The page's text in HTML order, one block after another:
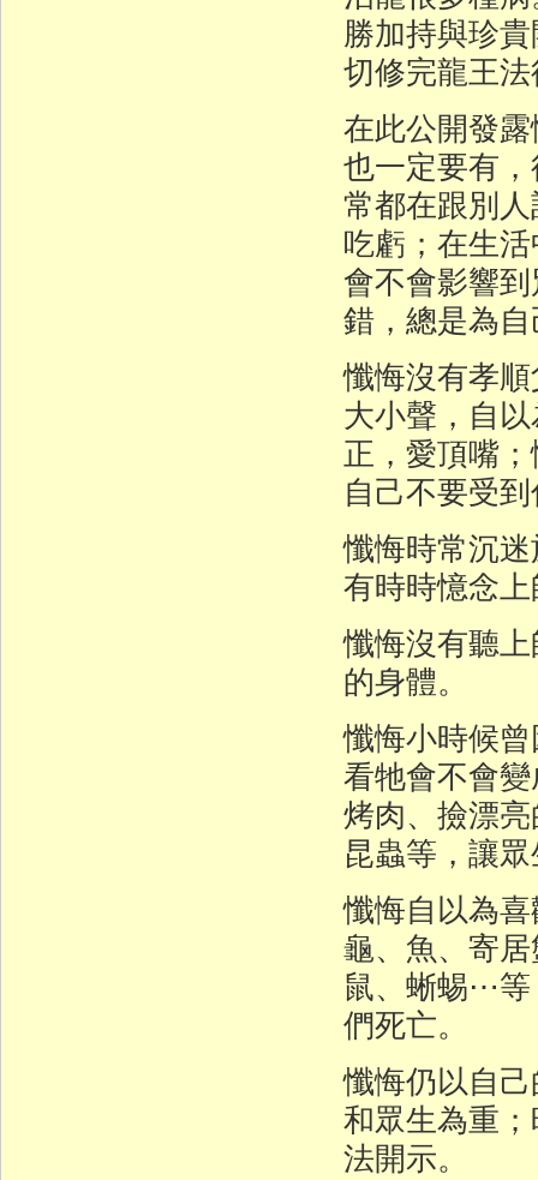
勝加持與珍
切修完龍王
在此公開發
也一定要有
常都在跟別
吃虧；在生
會不會影響
錯，總是為
懺悔沒有孝
大小聲，自
正，愛頂嘴
自己不要受
懺悔時常沉
有時時憶念
懺悔沒有聽
的身體。
懺悔小時候
看牠會不會
烤肉、撿漂
昆蟲等，讓
懺悔自以為
龜、魚、寄
鼠、蜥蜴⋯等
們死亡。
懺悔仍以自
和眾生為重
法開示。